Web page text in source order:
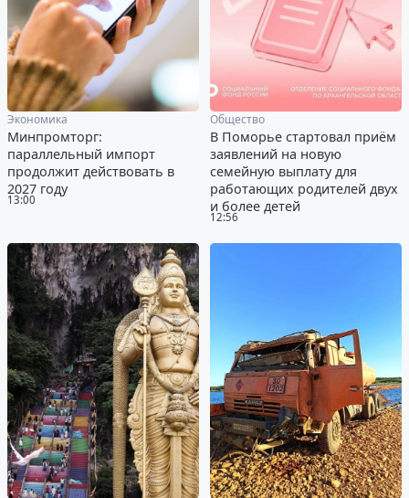
13:00
Экономика
Минпромторг:
параллельный импорт
продолжит действовать в
2027 году
12:56
Общество
В Поморье стартовал приём
заявлений на новую
семейную выплату для
работающих родителей двух
и более детей